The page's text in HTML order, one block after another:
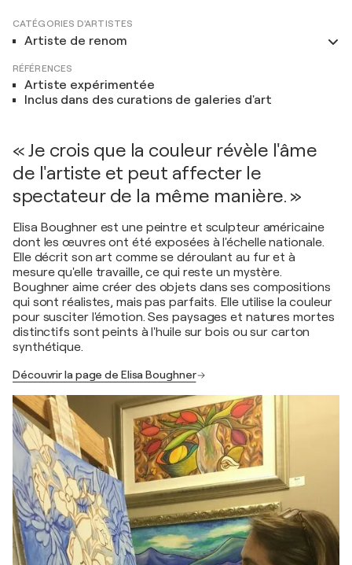
CATÉGORIES D'ARTISTES
Artiste de renom
RÉFÉRENCES
Artiste expérimentée
Inclus dans des curations de galeries d'art
« Je crois que la couleur révèle l'âme
de l'artiste et peut affecter le
spectateur de la même manière. »
Elisa Boughner est une peintre et sculpteur américaine
dont les œuvres ont été exposées à l'échelle nationale.
Elle décrit son art comme se déroulant au fur et à
mesure qu'elle travaille, ce qui reste un mystère.
Boughner aime créer des objets dans ses compositions
qui sont réalistes, mais pas parfaits. Elle utilise la couleur
pour susciter l'émotion. Ses paysages et natures mortes
distinctifs sont peints à l'huile sur bois ou sur carton
synthétique.
Découvrir la page de Elisa Boughner